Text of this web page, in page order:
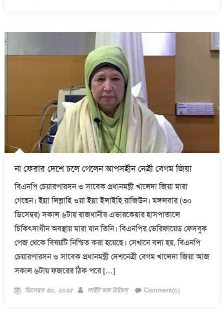
না ফেরার দেশে চলে গেলেন আপসহীন নেত্রী বেগম জিয়া
বিএনপি চেয়ারপারসন ও সাবেক প্রধানমন্ত্রী খালেদা জিয়া মারা
গেছেন। ইন্না লিল্লাহি ওয়া ইন্না ইলাইহি রাজিউন। মঙ্গলবার (৩০
ডিসেম্বর) সকাল ৬টায় রাজধানীর এভারকেয়ার হাসপাতালে
চিকিৎসাধীন অবস্থায় মারা যান তিনি। বিএনপির ভেরিফায়েড ফেসবুক
পেজ থেকে বিষয়টি নিশ্চিত করা হয়েছে। সেখানে বলা হয়, বিএনপি
চেয়ারপারসন ও সাবেক প্রধানমন্ত্রী দেশনেত্রী বেগম খালেদা জিয়া আজ
সকাল ৬টায় ফজরের ঠিক পরে […]
Posted
ডিসেম্বর ৩০, ২০২৫ Author
লাইট অফ টাইমস্ Comment(০)